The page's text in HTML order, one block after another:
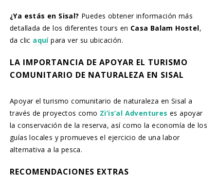
¿Ya estás en Sisal? Puedes obtener información más
detallada de los diferentes tours en Casa Balam Hostel,
da clic aquípara ver su ubicación.
LA IMPORTANCIA DE APOYAR EL TURISMO
COMUNITARIO DE NATURALEZA EN SISAL
Apoyar el turismo comunitario de naturaleza en Sisal a
través de proyectos como Zi’is’al Adventures es apoyar
la conservación de la reserva, así como la economía de los
guías locales y promueves el ejercicio de una labor
alternativa a la pesca.
RECOMENDACIONES EXTRAS